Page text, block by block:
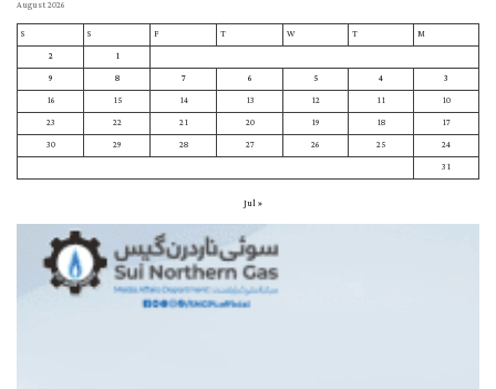
August 2026
M
T
W
T
F
S
S
1
2
3
4
5
6
7
8
9
10
11
12
13
14
15
16
17
18
19
20
21
22
23
24
25
26
27
28
29
30
31
« Jul